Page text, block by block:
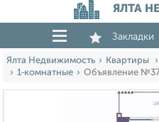
ЯЛТА
Закладки
Ялта Недвижимость Квартиры
1‑комнатные
Объявление